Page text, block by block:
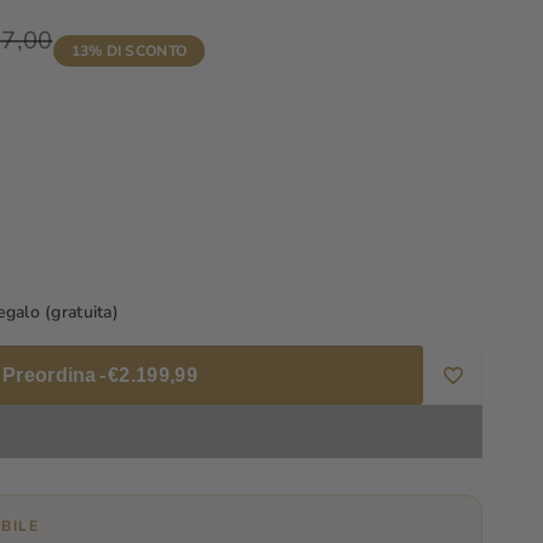
13% DI SCONTO
(gratuita)
Preordina-€2.199,99
Aggiungi
alla